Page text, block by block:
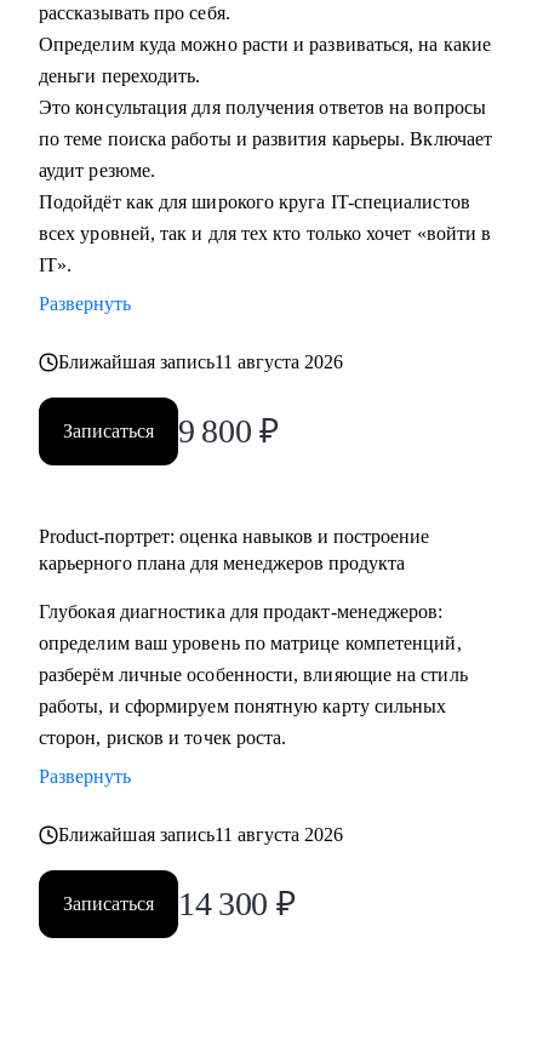
рассказывать про себя.
Определим куда можно расти и развиваться, на какие
деньги переходить.
Это консультация для получения ответов на вопросы
по теме поиска работы и развития карьеры. Включает
аудит резюме.
Подойдёт как для широкого круга IT-специалистов
всех уровней, так и для тех кто только хочет «войти в
IT».
Развернуть
Ближайшая запись11 августа 2026
Записаться 9 800 ₽
Product‑портрет: оценка навыков и построение
карьерного плана для менеджеров продукта
Глубокая диагностика для продакт‑менеджеров:
определим ваш уровень по матрице компетенций,
разберём личные особенности, влияющие на стиль
работы, и сформируем понятную карту сильных
сторон, рисков и точек роста.
Развернуть
Ближайшая запись11 августа 2026
Записаться 14 300 ₽